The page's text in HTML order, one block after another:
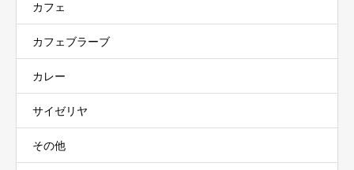
カフェ
カフェブラーブ
カレー
サイゼリヤ
その他